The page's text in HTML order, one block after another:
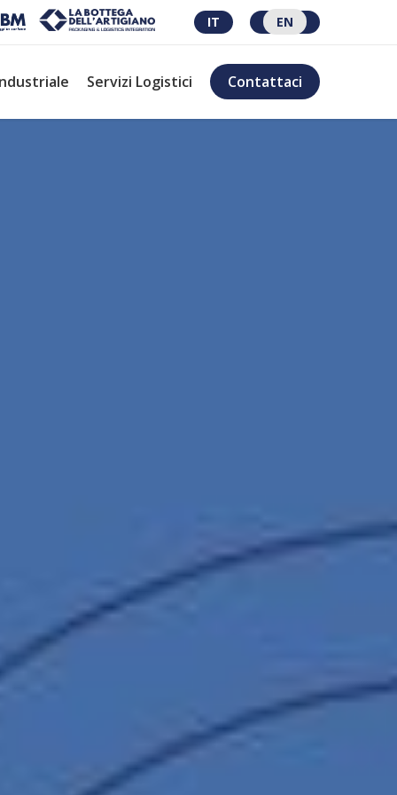
IT EN
Servizi Logistici Contattaci